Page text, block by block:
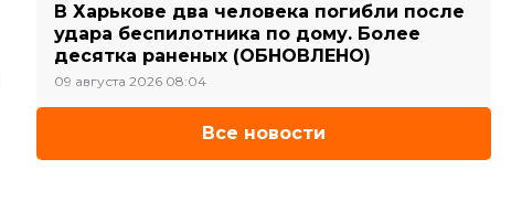
В Харькове два человека погибли после
удара беспилотника по дому. Более
десятка раненых (ОБНОВЛЕНО)
09 августа 2026 08:04
Все новости